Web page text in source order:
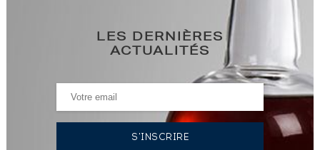
LES DERNIÈRES
ACTUALITÉS